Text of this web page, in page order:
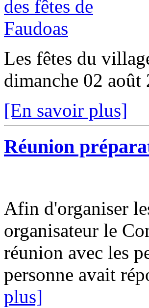
Les fêtes du
dimanche 02 août
[En savoir plus]
Réunion
Afin d'organiser
organisateur le
réunion avec les
personne avait
plus]